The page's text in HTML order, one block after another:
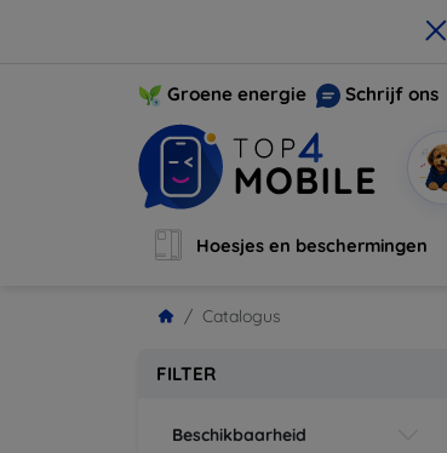
×
Groene energie Schrijf ons
Hoesjes en beschermingen
Catalogus
FILTER
Beschikbaarheid